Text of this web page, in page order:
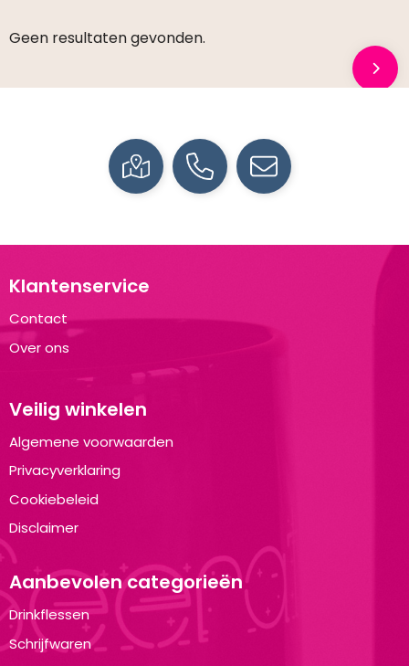
Geen resultaten gevonden.
Klantenservice
Contact
Over ons
Veilig winkelen
Algemene voorwaarden
Privacyverklaring
Cookiebeleid
Disclaimer
Aanbevolen categorieën
Drinkflessen
Schrijfwaren